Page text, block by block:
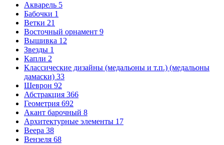
Акварель 5
Бабочки 1
Ветки 21
Восточный орнамент 9
Вышивка 12
Звезды 1
Капли 2
Классические дизайны (медальоны и т.п.) (медальоны
дамаски) 33
Шеврон 92
Абстракция 366
Геометрия 692
Акант барочный 8
Архитектурные элементы 17
Веера 38
Вензеля 68